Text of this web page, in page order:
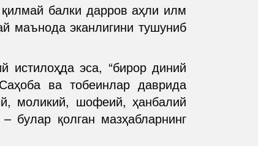
балки дарров аҳли илм
маънода эканлигини тушуниб
истилоҳда эса, “бирор диний
ва тобеинлар даврида
моликий, шофеий, ҳанбалий
булар қолган мазҳабларнинг